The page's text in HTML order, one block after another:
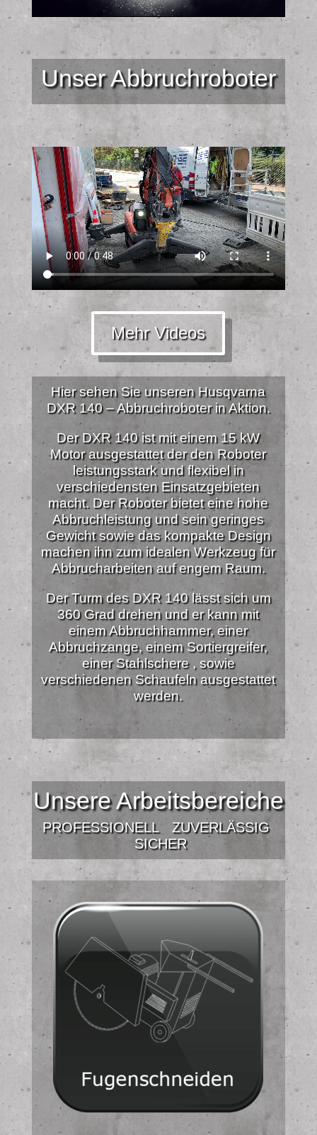
Unser Abbruchroboter
Mehr Videos
Hier sehen Sie unseren Husqvarna
DXR 140 – Abbruchroboter in Aktion.
Der DXR 140 ist mit einem 15 kW
Motor ausgestattet der den Roboter
leistungsstark und flexibel in
verschiedensten Einsatzgebieten
macht. Der Roboter bietet eine hohe
Abbruchleistung und sein geringes
Gewicht sowie das kompakte Design
machen ihn zum idealen Werkzeug für
Abbrucharbeiten auf engem Raum.
Der Turm des DXR 140 lässt sich um
360 Grad drehen und er kann mit
einem Abbruchhammer, einer
Abbruchzange, einem Sortiergreifer,
einer Stahlschere , sowie
verschiedenen Schaufeln ausgestattet
werden.
Unsere Arbeitsbereiche
PROFESSIONELLZUVERLÄSSIG
SICHER